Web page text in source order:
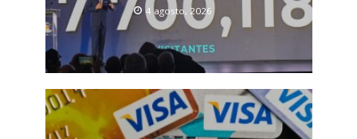
4 agosto, 2026